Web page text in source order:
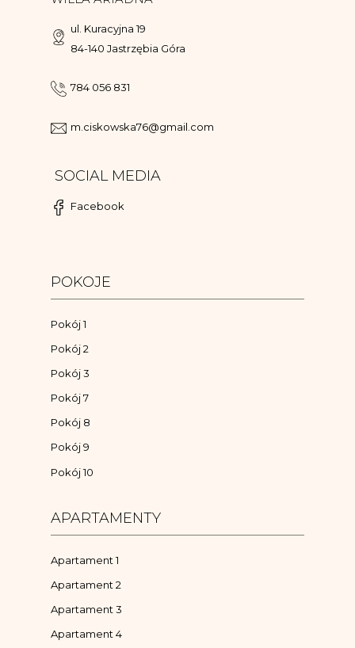
m.ciskowska76@gmail.com
784 056 831
ul. Kuracyjna 19
84-140 Jastrzębia Góra
Facebook
SOCIAL MEDIA
APARTAMENTY
Apartament 1
Apartament 2
Apartament 3
Apartament 4
POKOJE
Pokój 10
Pokój 9
Pokój 1
Pokój 2
Pokój 3
Pokój 7
Pokój 8